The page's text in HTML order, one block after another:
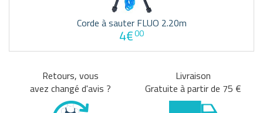
Corde à sauter FLUO 2.20m
4€00
Retours, vous
avez changé d'avis ?
Livraison
Gratuite à partir de 75 €